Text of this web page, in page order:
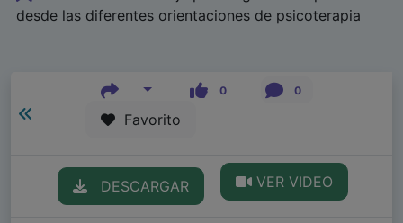
desde las diferentes orientaciones de psicoterapia
0 0
Favorito
DESCARGAR VER VIDEO